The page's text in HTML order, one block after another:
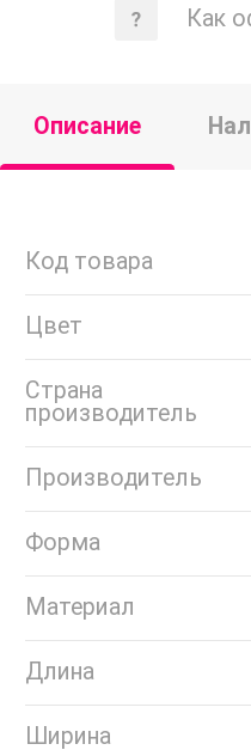
Как
Описание
Код товара
Цвет
Страна
производитель
Производитель
Форма
Материал
Длина
Ширина